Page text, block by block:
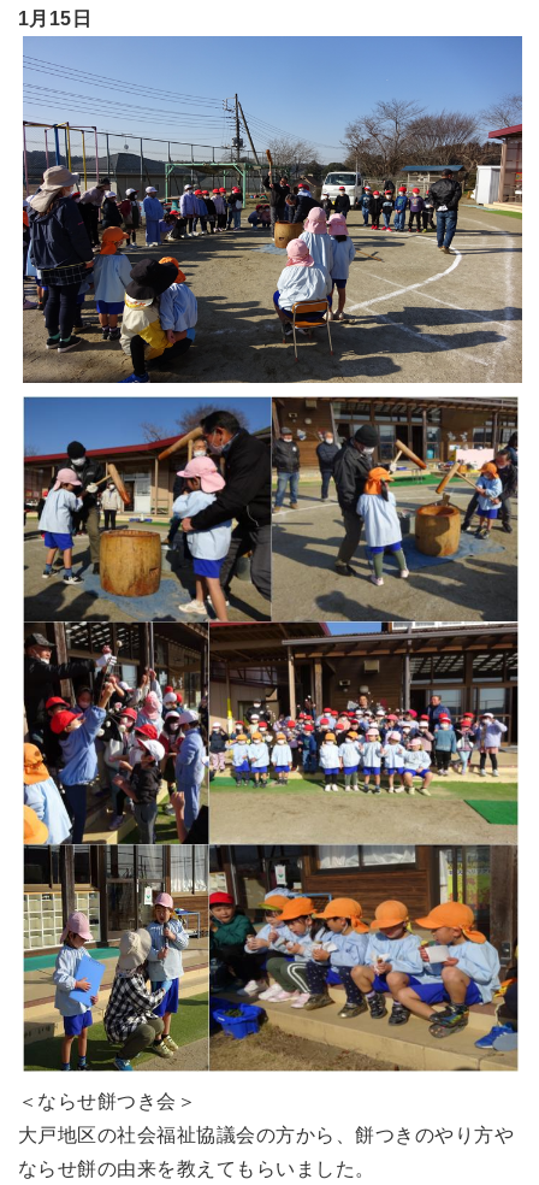
1月15日
＜ならせ餅つき会＞
大戸地区の社会福祉協議会の方から、餅つきのやり方や
ならせ餅の由来を教えてもらいました。